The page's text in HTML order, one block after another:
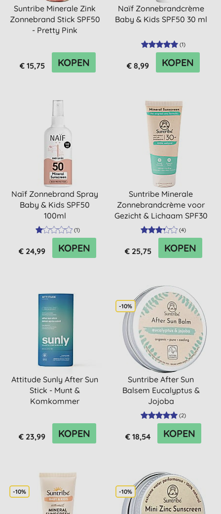
Suntribe Minerale Zink
Zonnebrand Stick SPF50
- Pretty Pink
€ 15,75 KOPEN
Naïf Zonnebrandcrème
Baby & Kids SPF50 30 ml
(1)
€ 8,99 KOPEN
Naïf Zonnebrand Spray
Baby & Kids SPF50
100ml
(1)
€ 24,99 KOPEN
Suntribe Minerale
Zonnebrandcrème voor
Gezicht & Lichaam SPF30
(4)
€ 25,75 KOPEN
Attitude Sunly After Sun
Stick - Munt &
Komkommer
€ 23,99 KOPEN
-10%
Suntribe After Sun
Balsem Eucalyptus &
Jojoba
(2)
€ 18,54 KOPEN
-10% -10%